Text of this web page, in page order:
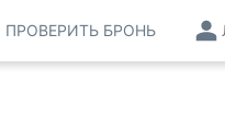
ПРОВЕРИТЬ БРОНЬ